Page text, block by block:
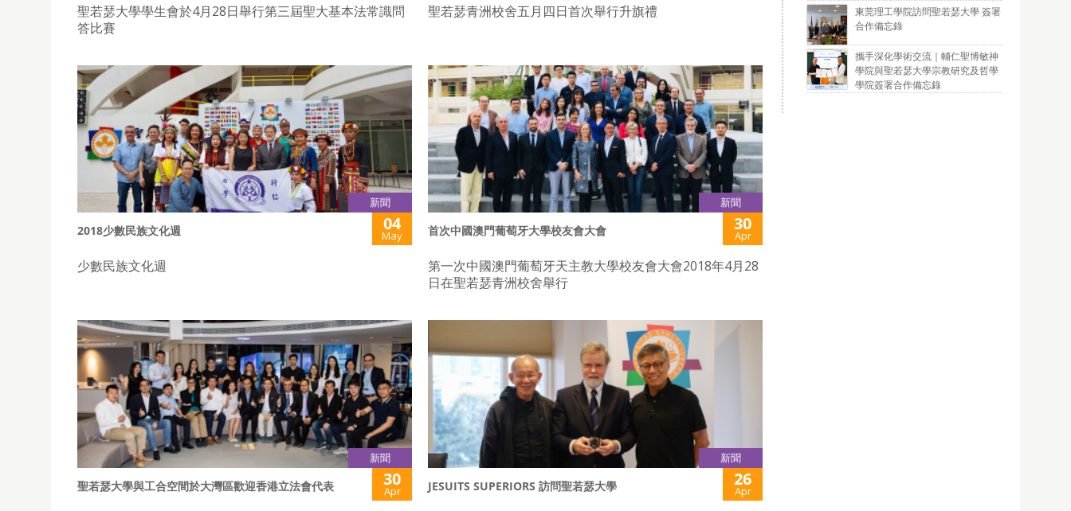
聖若瑟大學學生會於4月28日舉行第三屆聖大基本法常識問
答比賽
聖若瑟青洲校舍五月四日首次舉行升旗禮
新聞
2018少數民族文化週 04
May
少數民族文化週
新聞
首次中國澳門葡萄牙大學校友會大會 30
Apr
第一次中國澳門葡萄牙天主教大學校友會大會2018年4月28
日在聖若瑟青洲校舍舉行
新聞
聖若瑟大學與工合空間於大灣區歡迎香港立法會代表 30
Apr
新聞
JESUITS SUPERIORS 訪問聖若瑟大學 26
Apr
東莞理工學院訪問聖若瑟大學 簽署
合作備忘錄
攜手深化學術交流｜輔仁聖博敏神
學院與聖若瑟大學宗教研究及哲學
學院簽署合作備忘錄